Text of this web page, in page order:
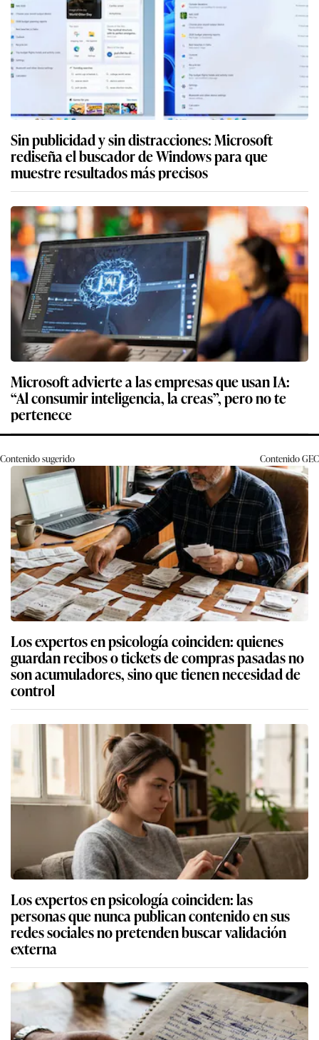
Sin publicidad y sin distracciones: Microsoft
rediseña el buscador de Windows para que
muestre resultados más precisos
Microsoft advierte a las empresas que usan IA:
“Al consumir inteligencia, la creas”, pero no te
pertenece
Contenido sugerido ContenidoGEC
Los expertos en psicología coinciden: quienes
guardan recibos o tickets de compras pasadas no
son acumuladores, sino que tienen necesidad de
control
Los expertos en psicología coinciden: las
personas que nunca publican contenido en sus
redes sociales no pretenden buscar validación
externa